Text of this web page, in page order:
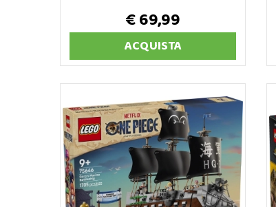
€ 69,99
ACQUISTA